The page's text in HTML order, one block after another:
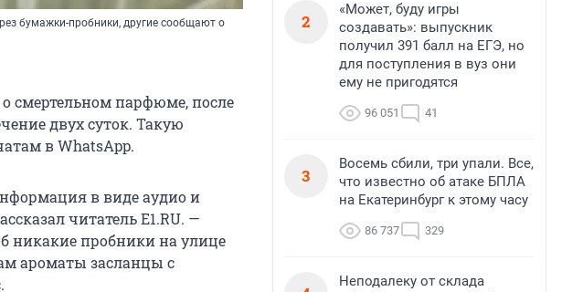
бумажки-пробники, другие сообщают о
смертельном парфюме, после
двух суток. Такую
в WhatsApp.
в виде аудио и
читатель E1.RU. —
никакие пробники на улице
ароматы засланцы с
2
«Может, буду игры
создавать»: выпускник
получил 391 балл на ЕГЭ, но
для поступления в вуз они
ему не пригодятся
96 051 41
3
Восемь сбили, три упали. Все,
что известно об атаке БПЛА
на Екатеринбург к этому часу
86 737 329
Неподалеку от склада